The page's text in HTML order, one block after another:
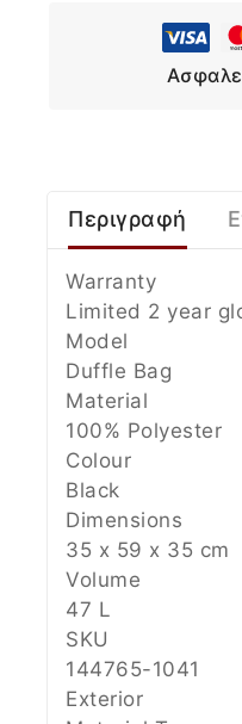
Περιγραφή
Warranty
Limited 2 year
Model
Duffle Bag
Material
100% Polyester
Colour
Black
Dimensions
35 x 59 x 35 cm
Volume
47 L
SKU
144765-1041
Exterior